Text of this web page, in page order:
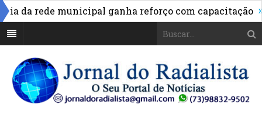
rede municipal ganha reforço com capacitação » Pix